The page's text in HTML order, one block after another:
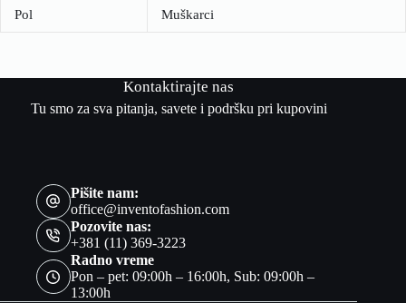
Pol Muškarci
Kontaktirajte nas
Tu smo za sva pitanja, savete i podršku pri kupovini
Pišite nam:
office@inventofashion.com
Pozovite nas:
+381 (11) 369-3223
Radno vreme
Pon – pet: 09:00h – 16:00h, Sub: 09:00h –
13:00h